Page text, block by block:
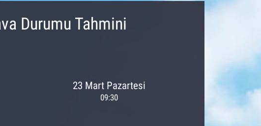
Durumu Tahmini
23 Mart Pazartesi
09:30